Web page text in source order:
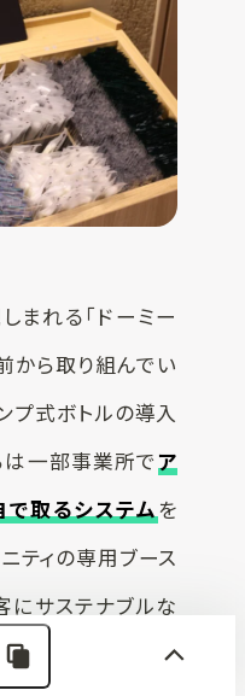
まれる「ドーミー
から取り組んでい
プ式ボトルの導入
は一部事業所でア
取るシステムを
ティの専用ブース
にサステナブルな